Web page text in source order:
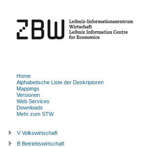
Home
Alphabetische Liste der Deskriptoren
Mappings
Versionen
Web Services
Downloads
Mehr zum STW
V Volkswirtschaft
B Betriebswirtschaft